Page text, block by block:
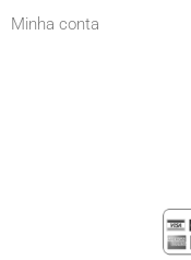
Minha conta